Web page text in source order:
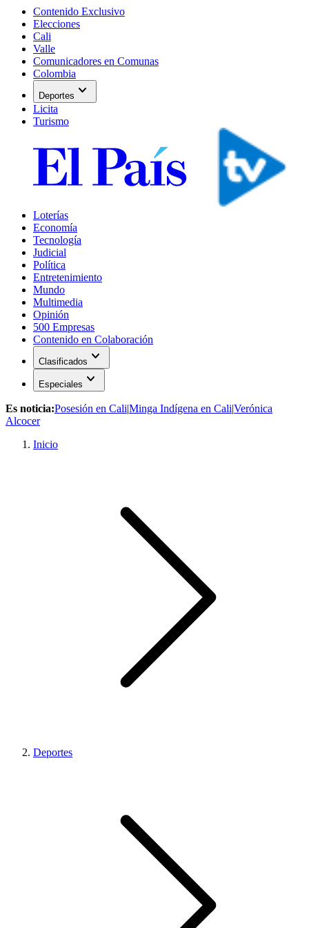
Contenido Exclusivo
Elecciones
Cali
Valle
Comunicadores en Comunas
Colombia
Deportes expand_more
Licita
Turismo
Loterías
Economía
Tecnología
Judicial
Política
Entretenimiento
Mundo
Multimedia
Opinión
500 Empresas
Contenido en Colaboración
Clasificados expand_more
Especiales expand_more
Es noticia:Posesión en Cali|Minga Indígena en Cali|Verónica
Alcocer
Inicio
Deportes